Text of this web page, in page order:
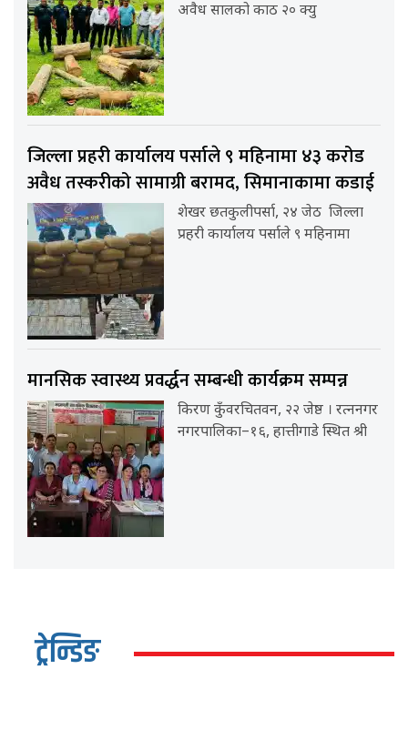
अवैध सालको काठ २० क्यु
जिल्ला प्रहरी कार्यालय पर्साले ९ महिनामा ४३ करोड
अवैध तस्करीको सामाग्री बरामद, सिमानाकामा कडाई
शेखर छतकुलीपर्सा, २४ जेठ जिल्ला
प्रहरी कार्यालय पर्साले ९ महिनामा
मानसिक स्वास्थ्य प्रवर्द्धन सम्बन्धी कार्यक्रम सम्पन्न
किरण कुँवरचितवन, २२ जेष्ठ । रत्ननगर
नगरपालिका–१६, हात्तीगाडे स्थित श्री
ट्रेन्डिङ